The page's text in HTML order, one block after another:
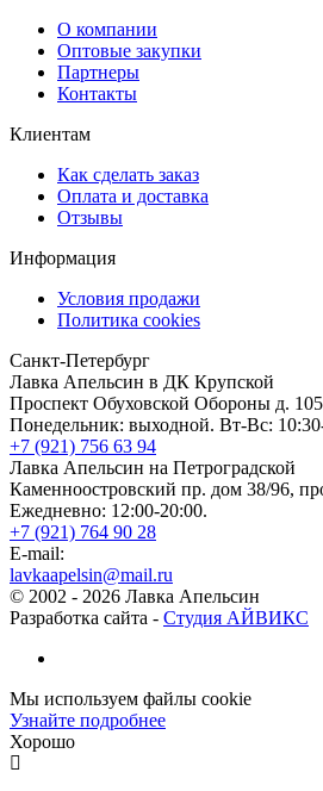
О компании
Оптовые закупки
Партнеры
Контакты
Клиентам
Как сделать заказ
Оплата и доставка
Отзывы
Информация
Условия продажи
Политика cookies
Санкт-Петербург
Лавка Апельсин в ДК Крупской
Проспект Обуховской Обороны д.
Понедельник: выходной. Вт-Вс:
+7 (921) 756 63 94
Лавка Апельсин на Петроградской
Каменноостровский пр. дом 38/96,
Ежедневно: 12:00-20:00.
+7 (921) 764 90 28
E-mail:
lavkaapelsin@mail.ru
© 2002 - 2026 Лавка Апельсин
Разработка сайта - Студия АЙВИКС
Мы используем файлы cookie
Узнайте подробнее
Хорошо